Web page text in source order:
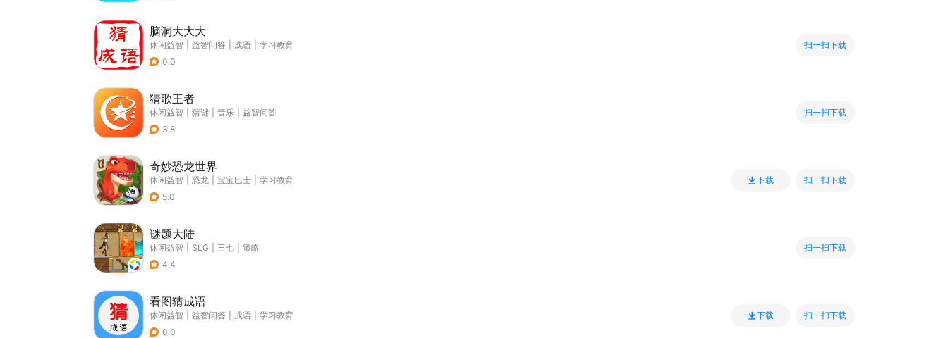
脑洞大大大
休闲益智 益智问答 成语
学习教育
0.0
扫一扫下载
猜歌王者
休闲益智 猜谜 音乐
益智问答
3.8
扫一扫下载
奇妙恐龙世界
休闲益智 恐龙 宝宝巴士
学习教育
5.0
下载 扫一扫下载
谜题大陆
休闲益智 SLG 三七
策略
4.4
扫一扫下载
看图猜成语
休闲益智 益智问答 成语
学习教育
0.0
下载 扫一扫下载